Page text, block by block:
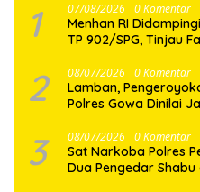
1 07/08/2026 0 Komentar
Menhan RI
TP 902/SPG, Tinjau
2 08/07/2026 0 Komentar
Lamban,
Polres Gowa Dinilai
3 08/07/2026 0 Komentar
Sat Narkoba Polres
Dua Pengedar